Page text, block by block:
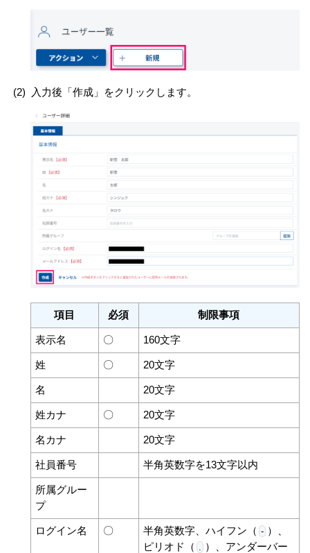
(2) 入力後「作成」をクリックします。
項目 必須 制限事項
表示名 〇 160文字
姓 〇 20文字
名 20文字
姓カナ 〇 20文字
名カナ 20文字
社員番号 半角英数字を13文字以内
所属グルー
プ
ログイン名 〇 半角英数字、ハイフン（ - ）、
ピリオド（
）、アンダーバー